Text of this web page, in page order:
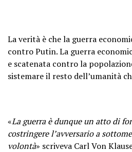
La verità è che la guerra
contro Putin. La guerra
e scatenata contro la
sistemare il resto dell’umanità
«La guerra è dunque un atto di
costringere l’avversario a
volontà» scriveva Carl Von